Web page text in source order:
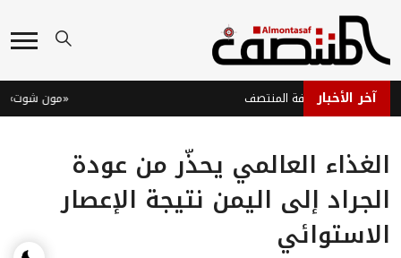
آخر الأخبار
الغذاء العالمي يحذّر من عودة
الجراد إلى اليمن نتيجة الإعصار
الاستوائي